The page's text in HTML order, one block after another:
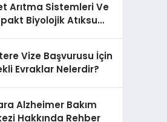
Arıtma Sistemleri Ve
Biyolojik Atıksu
Vize Başvurusu İçin
Evraklar Nelerdir?
Alzheimer Bakım
Hakkında Rehber